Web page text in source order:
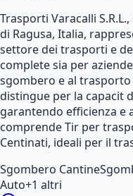
Trasporti Varacalli
di Ragusa, Italia,
settore dei trasporti e
complete sia per
sgombero e al trasporto
distingue per la capacit
garantendo efficienza e
comprende Tir per
Centinati, ideali per il
Sgombero Cantine
Auto+1 altri